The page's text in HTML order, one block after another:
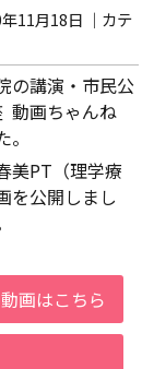
11月18日 ｜カテ
の講演・市民公
動画ちゃんね
美PT（理学療
を公開しまし
画はこちら